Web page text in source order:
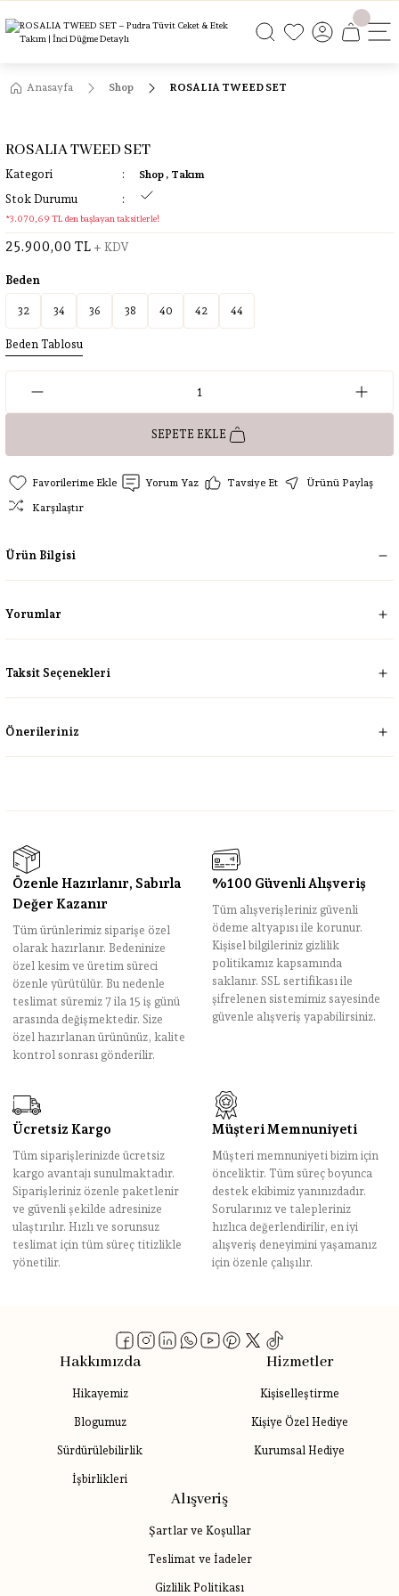
ÜCRETSİZ KARGO
Anasayfa Shop ROSALIA TWEED SET
ROSALIA TWEED SET
Kategori Shop , Takım
Stok Durumu
*3.070,69 TL den başlayan taksitlerle!
25.900,00 TL + KDV
Beden
32 34 36 38 40 42 44
Beden Tablosu
SEPETE EKLE
Yorum Yaz Tavsiye Et
Ürünü Paylaş
Karşılaştır
Ürün Bilgisi
Yorumlar
Taksit Seçenekleri
Önerileriniz
Özenle Hazırlanır, Sabırla
Değer Kazanır
Tüm ürünlerimiz siparişe özel
olarak hazırlanır. Bedeninize
özel kesim ve üretim süreci
özenle yürütülür. Bu nedenle
teslimat süremiz 7 ila 15 iş günü
arasında değişmektedir. Size
özel hazırlanan ürününüz, kalite
kontrol sonrası gönderilir.
%100 Güvenli Alışveriş
Tüm alışverişleriniz güvenli
ödeme altyapısı ile korunur.
Kişisel bilgileriniz gizlilik
politikamız kapsamında
saklanır. SSL sertifikası ile
şifrelenen sistemimiz sayesinde
güvenle alışveriş yapabilirsiniz.
Ücretsiz Kargo
Tüm siparişlerinizde ücretsiz
kargo avantajı sunulmaktadır.
Siparişleriniz özenle paketlenir
ve güvenli şekilde adresinize
ulaştırılır. Hızlı ve sorunsuz
teslimat için tüm süreç titizlikle
yönetilir.
Müşteri Memnuniyeti
Müşteri memnuniyeti bizim için
önceliktir. Tüm süreç boyunca
destek ekibimiz yanınızdadır.
Sorularınız ve talepleriniz
hızlıca değerlendirilir, en iyi
alışveriş deneyimini yaşamanız
için özenle çalışılır.
Hakkımızda
Hikayemiz
Blogumuz
Sürdürülebilirlik
İşbirlikleri
Hizmetler
Kişiselleştirme
Kişiye Özel Hediye
Kurumsal Hediye
Alışveriş
Şartlar ve Koşullar
Teslimat ve İadeler
Gizlilik Politikası